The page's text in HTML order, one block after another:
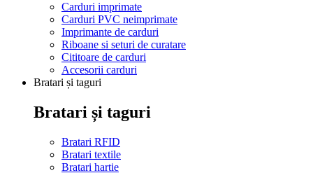
Carduri imprimate
Carduri PVC neimprimate
Imprimante de carduri
Riboane si seturi de curatare
Cititoare de carduri
Accesorii carduri
Bratari și taguri
Bratari și taguri
Bratari RFID
Bratari textile
Bratari hartie